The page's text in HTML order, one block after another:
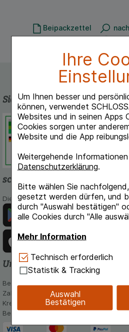
Ihre
Um Ihnen besser und
können, verwendet
Websites und in seinen Apps
Cookies sorgen unter
Website und die App
Weitergehende
Datenschutzerklärung.
Bitte wählen Sie
gesetzt werden dürfen, und
durch "Auswahl bestätigen"
alle Cookies durch "Alle
Mehr Information
Technisch Notwendig:
Cookies, die für die
Website notwendig sind (z.B.
Warenkorb, Kundenkonto),
verzichtet werden kann.
Einkaufserlebnis noch
Technisch erforderlich
Statistik & Tracking
Auswahl
Bestätigen
Beipackzettel
herunterladen
Sicherheit und Qualität
Schlossapo.de
Deutschen
Dokumentation
schlossapo.de-App
Die App von schlossapo.de jetzt mit E-
Unsere Zahlungsarten
Bequem und sicher - Wählen Sie aus
Zahlungsmöglichkeiten:
Kreditkarte, PayPal,Vorkasse, iDeal,
Bestandskunden)